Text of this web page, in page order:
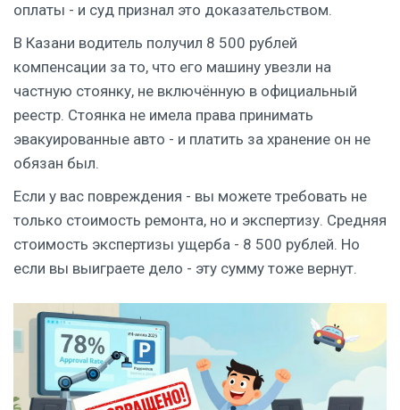
оплаты - и суд признал это доказательством.
В Казани водитель получил 8 500 рублей
компенсации за то, что его машину увезли на
частную стоянку, не включённую в официальный
реестр. Стоянка не имела права принимать
эвакуированные авто - и платить за хранение он не
обязан был.
Если у вас повреждения - вы можете требовать не
только стоимость ремонта, но и экспертизу. Средняя
стоимость экспертизы ущерба - 8 500 рублей. Но
если вы выиграете дело - эту сумму тоже вернут.